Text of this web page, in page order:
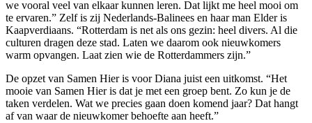
we vooral veel van elkaar kunnen leren. Dat lijkt me heel mooi om
te ervaren.” Zelf is zij Nederlands-Balinees en haar man Elder is
Kaapverdiaans. “Rotterdam is net als ons gezin: heel divers. Al die
culturen dragen deze stad. Laten we daarom ook nieuwkomers
warm opvangen. Laat zien wie de Rotterdammers zijn.”
De opzet van Samen Hier is voor Diana juist een uitkomst. “Het
mooie van Samen Hier is dat je met een groep bent. Zo kun je de
taken verdelen. Wat we precies gaan doen komend jaar? Dat hangt
af van waar de nieuwkomer behoefte aan heeft.”